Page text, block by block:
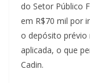
do Setor Público
em R$70 mil por
o depósito
aplicada, o que
Cadin.